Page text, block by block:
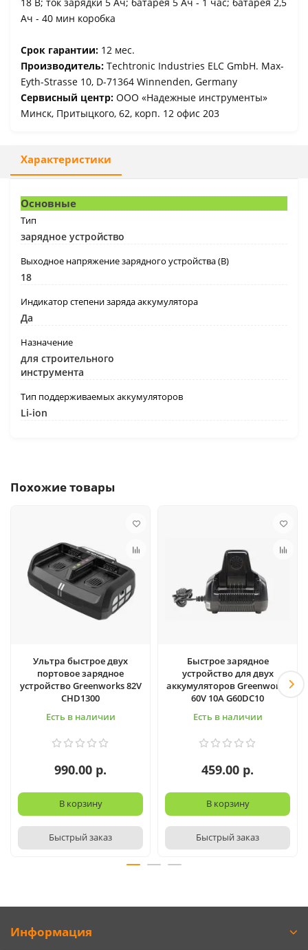
18 В; ток зарядки 5 Ач; батарея 5 Ач - 1 час; батарея 2,5
Ач - 40 мин коробка
Срок гарантии: 12 мес.
Производитель: Techtronic Industries ELC GmbH. Max-
Eyth-Strasse 10, D-71364 Winnenden, Germany
Сервисный центр: ООО «Надежные инструменты»
Минск, Притыцкого, 62, корп. 12 офис 203
Характеристики
Основные
Тип
зарядное устройство
Выходное напряжение зарядного устройства (В)
18
Индикатор степени заряда аккумулятора
Да
Назначение
для строительного
инструмента
Тип поддерживаемых аккумуляторов
Li-ion
Похожие товары
Ультра быстрое двух
портовое зарядное
устройство Greenworks 82V
CHD1300
Есть в наличии
990.00 р.
В корзину
Быстрый заказ
Быстрое зарядное
устройство для двух
аккумуляторов Greenworks
60V 10А G60DC10
Есть в наличии
459.00 р.
В корзину
Быстрый заказ
Информация